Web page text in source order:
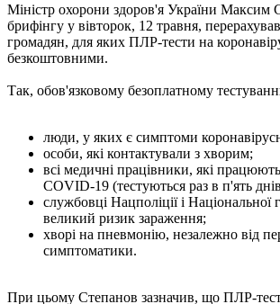
Міністр охорони здоров'я України Максим
брифінгу у вівторок, 12 травня, перерахував
громадян, для яких ПЛР-тести на
безкоштовними.
Так, обов'язковому безоплатному
люди, у яких є симптоми
особи, які контактували з хворим;
всі медичні працівники, які
COVID-19 (тестуються раз в п'ять
службовці Нацполіції і Національної
великий ризик зараження;
хворі на пневмонію, незалежно від
симптоматики.
При цьому Степанов зазначив, що ПЛР-